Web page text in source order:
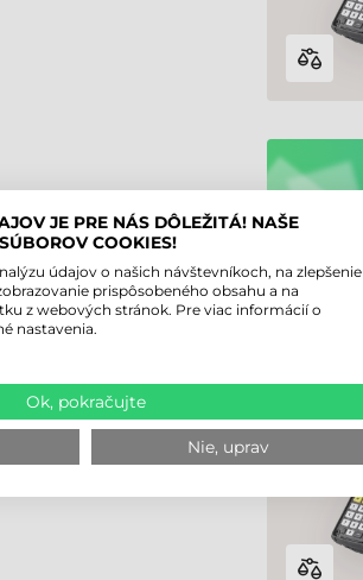
JE PRE NÁS DÔLEŽITÁ! NAŠE
COOKIES!
údajov o našich návštevníkoch, na zlepšenie
prispôsobeného obsahu a na
z webových stránok. Pre viac informácií o
nastavenia.
Ok, pokračujte
Nie, uprav